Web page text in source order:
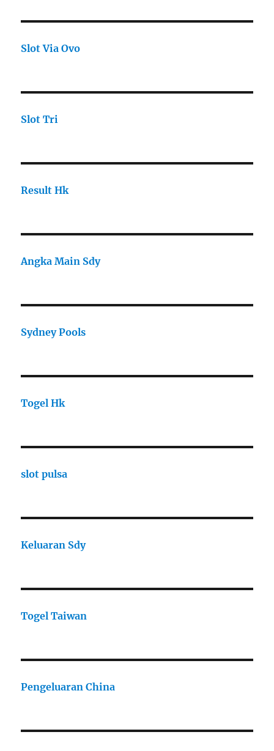
Slot Via Ovo
Slot Tri
Result Hk
Angka Main Sdy
Sydney Pools
Togel Hk
slot pulsa
Keluaran Sdy
Togel Taiwan
Pengeluaran China